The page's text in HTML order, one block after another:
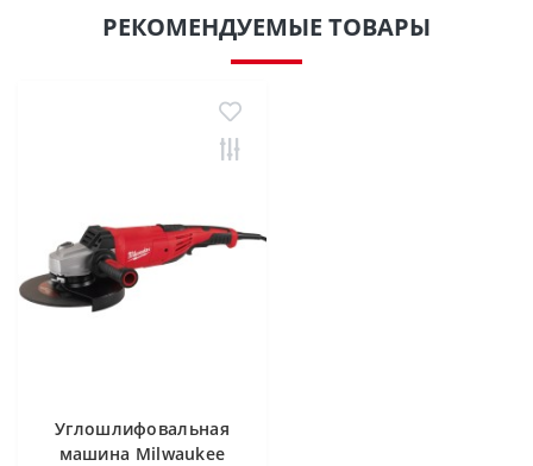
РЕКОМЕНДУЕМЫЕ ТОВАРЫ
Углошлифовальная
машина Milwaukee